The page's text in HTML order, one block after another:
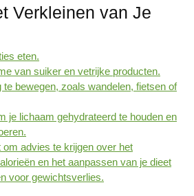
Verkleinen van Je
eten.
van suiker en vetrijke producten.
te bewegen, zoals wandelen, fietsen of
je lichaam gehydrateerd te houden en
om advies te krijgen over het
en het aanpassen van je dieet
voor gewichtsverlies.